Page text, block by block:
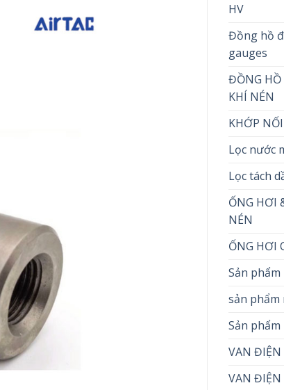
HV
Đồng hồ
gauges
ĐỒNG HỒ
KHÍ NÉN
KHỚP
Lọc nước
Lọc tách
ỐNG HƠI
NÉN
ỐNG HƠI
Sản phẩm
sản phẩm
Sản
VAN ĐIỆN
VAN ĐIỆN